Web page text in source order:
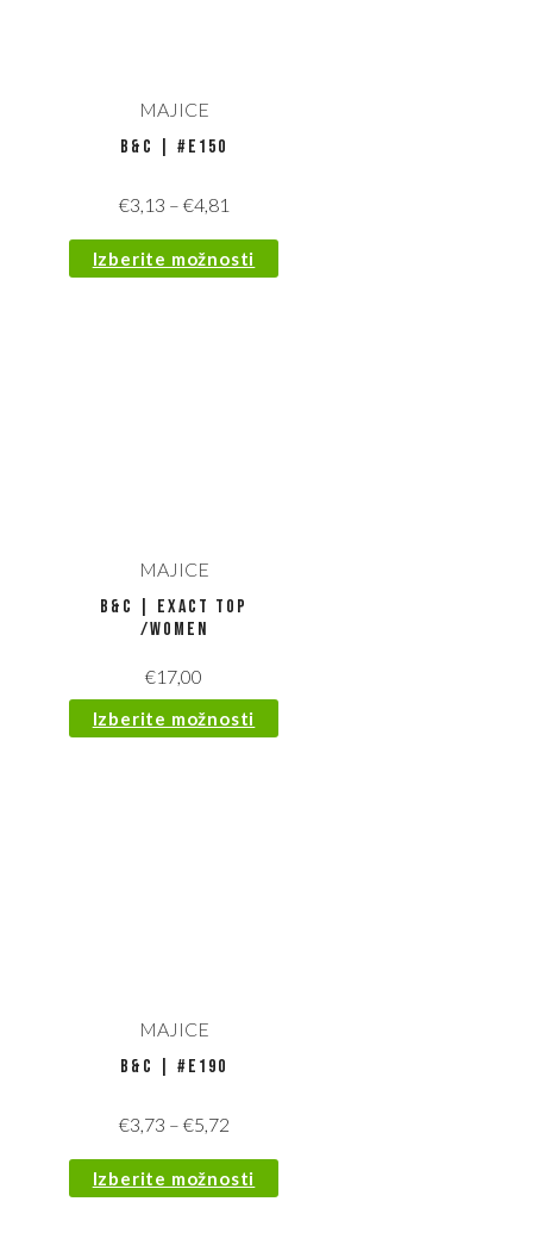
MAJICE
B&C | #E150
€3,13 – €4,81
Izberite možnosti
MAJICE
B&C | Exact Top
/women
€17,00
Izberite možnosti
MAJICE
B&C | #E190
€3,73 – €5,72
Izberite možnosti